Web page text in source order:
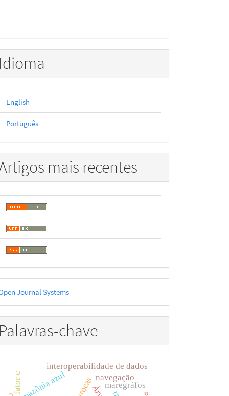
Idioma
English
Português
mais recentes
Journal Systems
Palavras-chave
amazônia azul
interoperabilidade de dados
maregráfos
navegação
fator c